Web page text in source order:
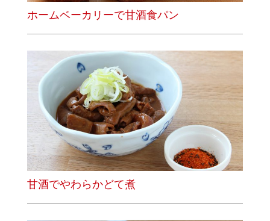
ホームベーカリーで甘酒食パン
甘酒でやわらかどて煮